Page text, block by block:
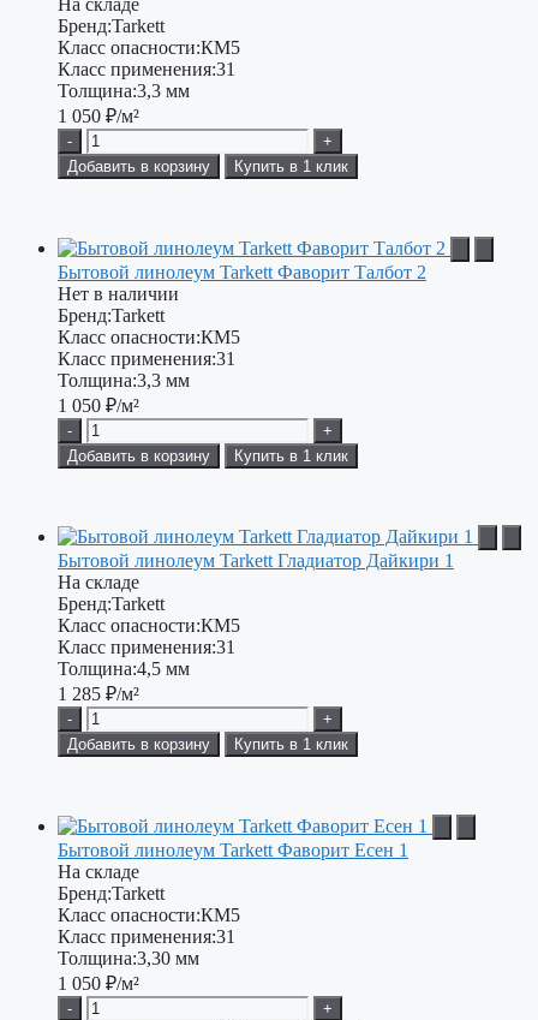
Бренд:Tarkett
Класс опасности:КМ5
Класс применения:31
Толщина:3,3 мм
1 050 ₽/м²
-
+
Добавить в корзину
Купить в 1 клик
Бытовой линолеум Tarkett Фаворит Талбот 2
Нет в наличии
Бренд:Tarkett
Класс опасности:КМ5
Класс применения:31
Толщина:3,3 мм
1 050 ₽/м²
-
+
Добавить в корзину
Купить в 1 клик
Бытовой линолеум Tarkett Гладиатор Дайкири 1
На складе
Бренд:Tarkett
Класс опасности:КМ5
Класс применения:31
Толщина:4,5 мм
1 285 ₽/м²
-
+
Добавить в корзину
Купить в 1 клик
Бытовой линолеум Tarkett Фаворит Есен 1
На складе
Бренд:Tarkett
Класс опасности:КМ5
Класс применения:31
Толщина:3,30 мм
1 050 ₽/м²
-
+